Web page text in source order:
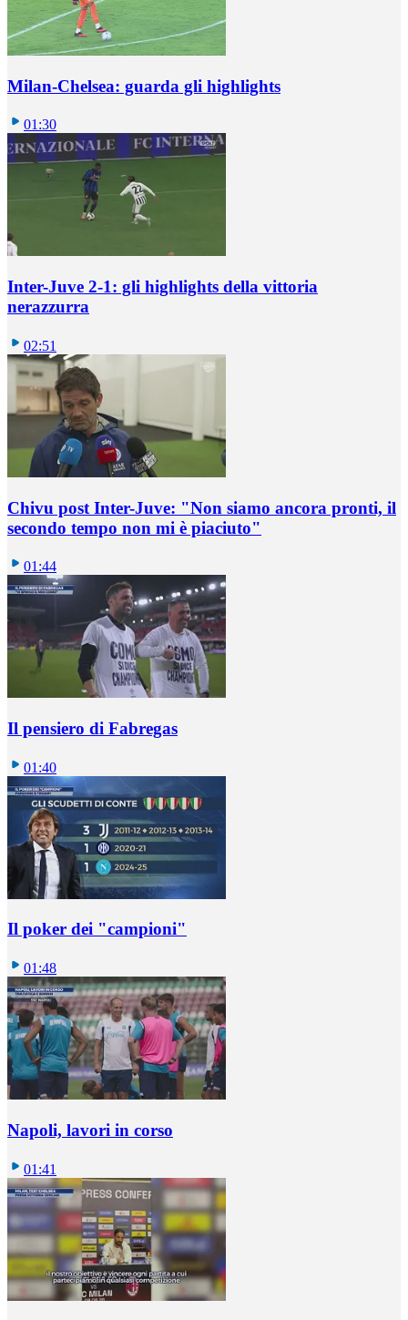
Milan-Chelsea: guarda gli highlights
01:30
Inter-Juve 2-1: gli highlights della vittoria
nerazzurra
02:51
Chivu post Inter-Juve: "Non siamo ancora pronti, il
secondo tempo non mi è piaciuto"
01:44
Il pensiero di Fabregas
01:40
Il poker dei "campioni"
01:48
Napoli, lavori in corso
01:41